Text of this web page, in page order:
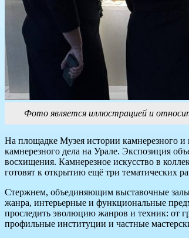
Фото является иллюстрацией и
На площадке Музея истории камнерезного и
камнерезного дела на Урале. Экспозиция
восхищения. Камнерезное искусство в
готовят к открытию ещё три тематических
Стержнем, объединяющим выставочные залы,
жанра, интерьерные и функциональные
проследить эволюцию жанров и техник: от
профильные институции и частные